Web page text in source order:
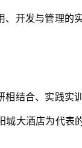
开发与管理的
结合、实践实
大酒店为代表